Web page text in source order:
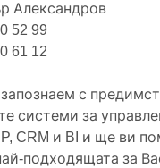
Александров
52 99
61 12
с
системи за
CRM и BI и ще ви
подходящата за